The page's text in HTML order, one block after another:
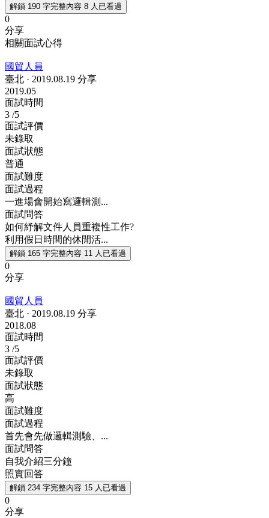
解鎖 190 字完整內容 8 人已看過
0
分享
相關面試心得
國貿人員
臺北 · 2019.08.19 分享
2019.05
面試時間
3 /5
面試評價
未錄取
面試狀態
普通
面試難度
面試過程
一進場會開始寫邏輯測...
面試問答
如何紓解文件人員重複性工作?
利用假日時間的休閒活...
解鎖 165 字完整內容 11 人已看過
0
分享
國貿人員
臺北 · 2019.08.19 分享
2018.08
面試時間
3 /5
面試評價
未錄取
面試狀態
高
面試難度
面試過程
首先會先做邏輯測驗、...
面試問答
自我介紹三分鐘
照實回答
解鎖 234 字完整內容 15 人已看過
0
分享